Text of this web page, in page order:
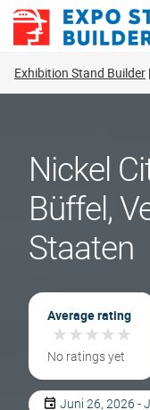
Zum
Inhalt
Exhibition Stand Builder
Nickel
Büffel,
Staaten
Average rating
★★★★★
★★★★★
No ratings yet
Juni 26, 2026 -